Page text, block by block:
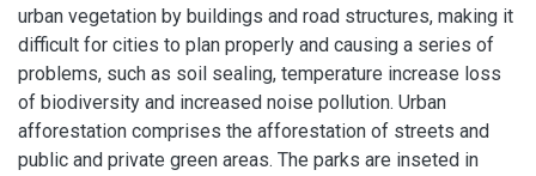
urban vegetation by buildings and road structures, making it
difficult for cities to plan properly and causing a series of
problems, such as soil sealing, temperature increase loss
of biodiversity and increased noise pollution. Urban
afforestation comprises the afforestation of streets and
public and private green areas. The parks are inseted in